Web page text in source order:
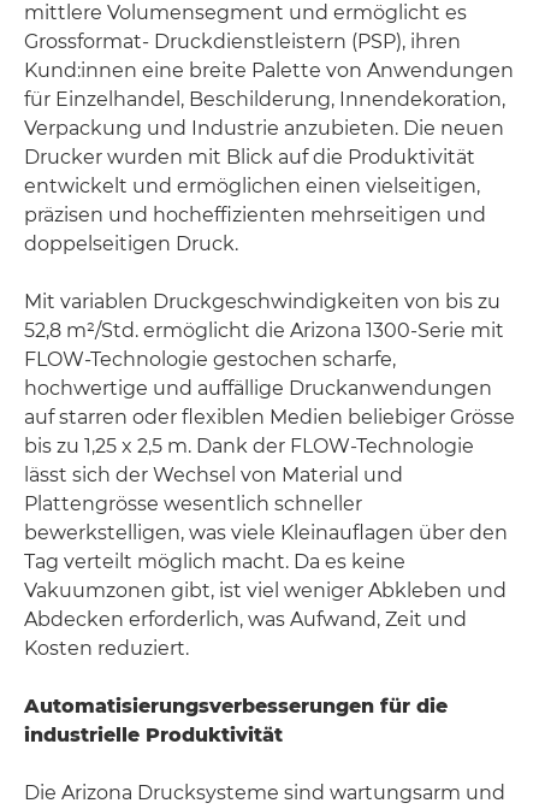
mittlere Volumensegment und ermöglicht es
Grossformat- Druckdienstleistern (PSP), ihren
Kund:innen eine breite Palette von Anwendungen
für Einzelhandel, Beschilderung, Innendekoration,
Verpackung und Industrie anzubieten. Die neuen
Drucker wurden mit Blick auf die Produktivität
entwickelt und ermöglichen einen vielseitigen,
präzisen und hocheffizienten mehrseitigen und
doppelseitigen Druck.
Mit variablen Druckgeschwindigkeiten von bis zu
52,8 m²/Std. ermöglicht die Arizona 1300-Serie mit
FLOW-Technologie gestochen scharfe,
hochwertige und auffällige Druckanwendungen
auf starren oder flexiblen Medien beliebiger Grösse
bis zu 1,25 x 2,5 m. Dank der FLOW-Technologie
lässt sich der Wechsel von Material und
Plattengrösse wesentlich schneller
bewerkstelligen, was viele Kleinauflagen über den
Tag verteilt möglich macht. Da es keine
Vakuumzonen gibt, ist viel weniger Abkleben und
Abdecken erforderlich, was Aufwand, Zeit und
Kosten reduziert.
Automatisierungsverbesserungen für die
industrielle Produktivität
Die Arizona Drucksysteme sind wartungsarm und